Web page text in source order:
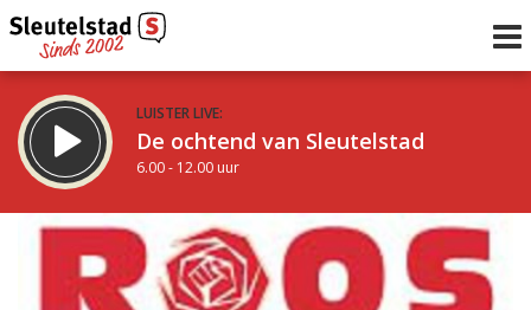
LUISTER LIVE:
De ochtend van Sleutelstad
6.00 - 12.00 uur
STRAKS:
De middag van Sleutelstad
12.00 - 19.00 uur
Vorig uur
uur 1 van 0 Volgend uur